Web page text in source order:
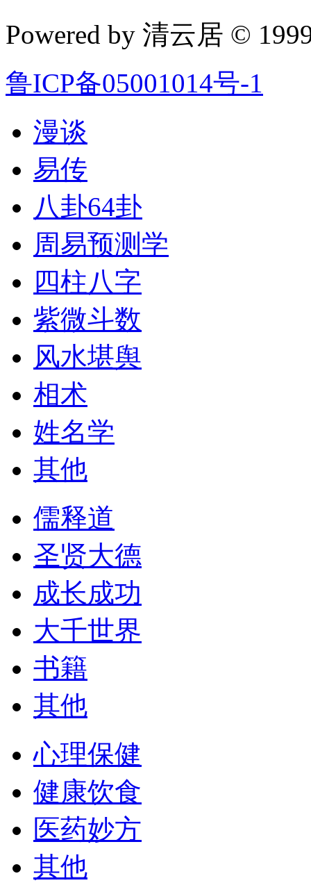
Powered by 清云居 ©
鲁ICP备05001014号-1
漫谈
易传
八卦64卦
周易预测学
四柱八字
紫微斗数
风水堪舆
相术
姓名学
其他
儒释道
圣贤大德
成长成功
大千世界
书籍
其他
心理保健
健康饮食
医药妙方
其他